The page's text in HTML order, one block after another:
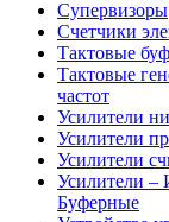
Супервизоры
Счетчики
Тактовые
Тактовые
частот
Усилители
Усилители
Усилители
Усилители –
Буферные